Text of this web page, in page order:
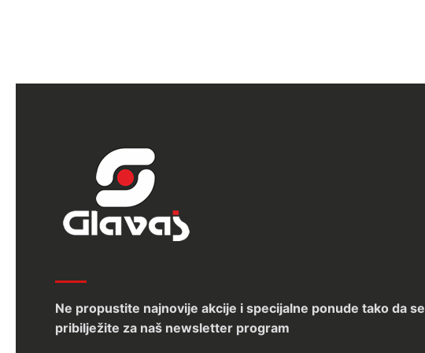
Ne propustite najnovije akcije i specijalne ponude tako da se
pribilježite za naš newsletter program